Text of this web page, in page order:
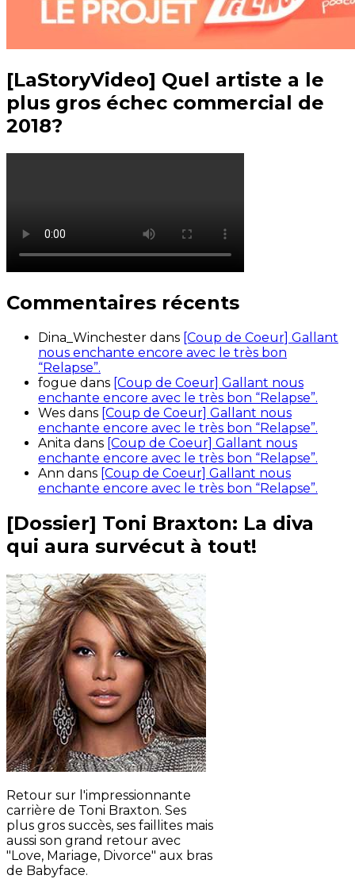
[LaStoryVideo] Quel artiste a le
plus gros échec commercial de
2018?
Commentaires récents
Dina_Winchester dans [Coup de Coeur] Gallant
nous enchante encore avec le très bon
“Relapse”.
fogue dans [Coup de Coeur] Gallant nous
enchante encore avec le très bon “Relapse”.
Wes dans [Coup de Coeur] Gallant nous
enchante encore avec le très bon “Relapse”.
Anita dans [Coup de Coeur] Gallant nous
enchante encore avec le très bon “Relapse”.
Ann dans [Coup de Coeur] Gallant nous
enchante encore avec le très bon “Relapse”.
[Dossier] Toni Braxton: La diva
qui aura survécut à tout!
Retour sur l'impressionnante
carrière de Toni Braxton. Ses
plus gros succès, ses faillites mais
aussi son grand retour avec
"Love, Mariage, Divorce" aux bras
de Babyface.